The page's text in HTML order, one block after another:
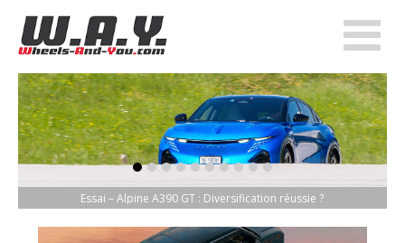
Essai – Alpine A390 GT : Diversification réussie ?
item-0
item-1
item-2
item-3
item-4
item-5
item-6
item-7
item-8
item-9